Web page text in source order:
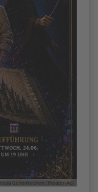
Geilenkirchen (Theater-AG)